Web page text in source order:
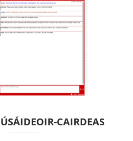
CAIRDEAS